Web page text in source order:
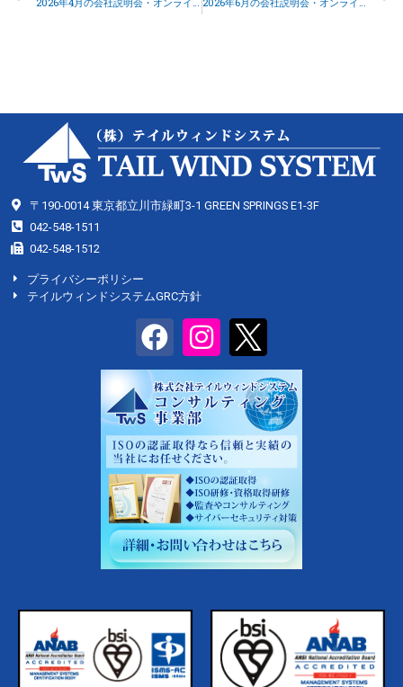
〒190-0014 東京都立川市緑町3-1 GREEN SPRINGS E1-3F
042-548-1511
042-548-1512
プライバシーポリシー
テイルウィンドシステムGRC方針